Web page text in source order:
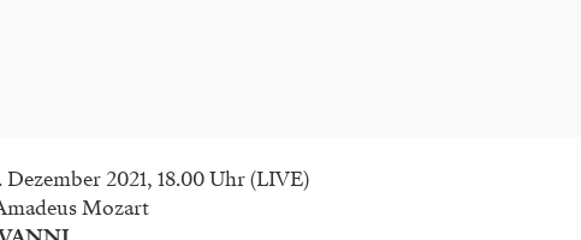
Dezember 2021, 18.00 Uhr (LIVE)
Mozart